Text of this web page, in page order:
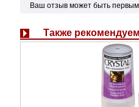
Ваш отзыв может быть первым.
Также